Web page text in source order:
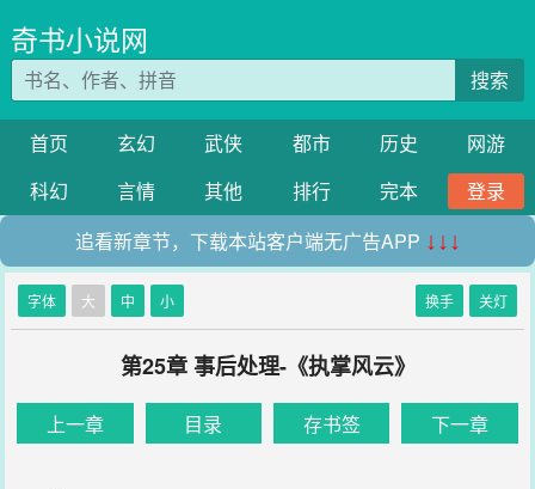
奇书小说网
搜索
首页 玄幻 武侠 都市 历史
网游
科幻
言情 其他 排行 完本
登录
追看新章节，下载本站客户端无广告APP ↓↓↓
字体 大 中 小 换手 关灯
第25章 事后处理-《执掌风云》
上一章 目录 存书签 下一章